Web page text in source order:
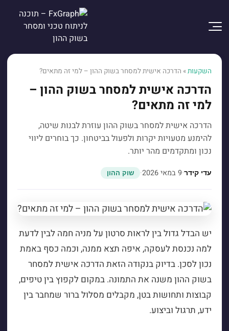
השקעות» הדרכה אישית למסחר בשוק ההון – למי זה מתאים?
הדרכה אישית למסחר בשוק ההון –
למי זה מתאים?
הדרכה אישית למסחר בשוק ההון עוזרת לבנות שיטה,
להימנע מטעויות יקרות ולפעול בביטחון. כך בוחרים ליווי
נכון ומתקדמים מהר יותר.
עדי קידר·9 במאי 2026 · שוק ההון
יש הבדל גדול בין לראות סרטון על מניה חמה לבין לדעת
למה נכנסת לעסקה, איפה תצא ממנה, וכמה כסף באמת
נכון לסכן. בדיוק בנקודה הזאת הדרכה אישית למסחר
בשוק ההון משנה את התמונה. במקום לקפוץ בין טיפים,
קבוצות ותחושות בטן, מקבלים מסלול ברור שמחבר בין
ידע, תרגול וביצוע.